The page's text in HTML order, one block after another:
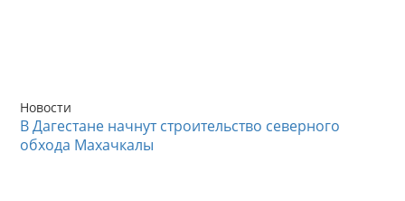
Новости
В Дагестане начнут строительство северного
обхода Махачкалы